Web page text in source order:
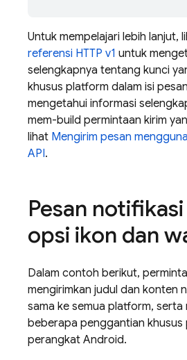
Untuk mempelajari lebih lanjut,
referensi HTTP v1 untuk
selengkapnya tentang kunci
khusus platform dalam isi
mengetahui informasi
mem-build permintaan kirim
lihat Mengirim pesan
API.
Pesan
opsi ikon dan
Dalam contoh berikut,
mengirimkan judul dan konten
sama ke semua platform, serta
beberapa penggantian khusus
perangkat Android.